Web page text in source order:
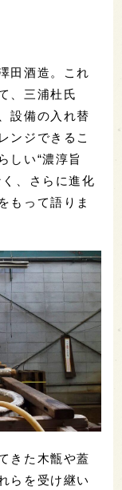
田酒造。これ
、三浦杜氏
設備の入れ替
ンジできるこ
しい“濃淳旨
、さらに進化
もって語りま
きた木甑や蓋
らを受け継い